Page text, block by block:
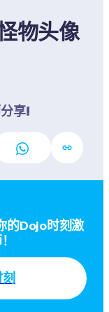
物头像
享!
的Dojo时刻激